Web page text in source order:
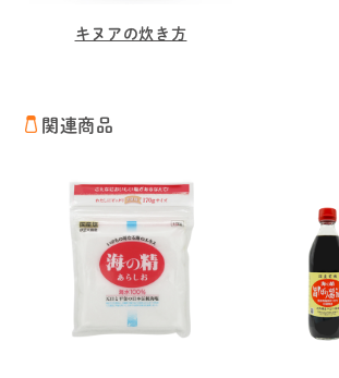
キヌアの炊き方
関連商品